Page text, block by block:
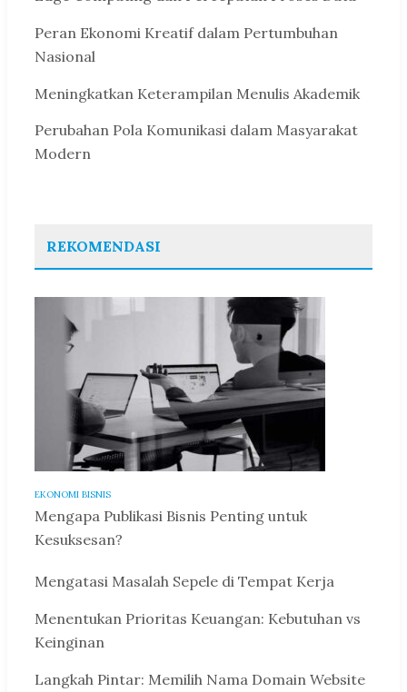
Peran Ekonomi Kreatif dalam Pertumbuhan
Nasional
Meningkatkan Keterampilan Menulis Akademik
Perubahan Pola Komunikasi dalam Masyarakat
Modern
REKOMENDASI
EKONOMI BISNIS
Mengapa Publikasi Bisnis Penting untuk
Kesuksesan?
Mengatasi Masalah Sepele di Tempat Kerja
Menentukan Prioritas Keuangan: Kebutuhan vs
Keinginan
Langkah Pintar: Memilih Nama Domain Website